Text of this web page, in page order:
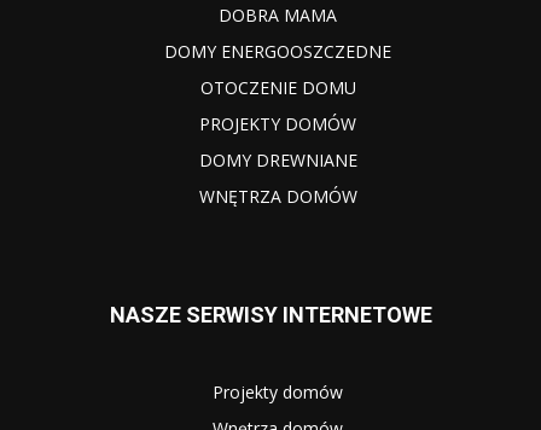
DOBRA MAMA
DOMY ENERGOOSZCZEDNE
OTOCZENIE DOMU
PROJEKTY DOMÓW
DOMY DREWNIANE
WNĘTRZA DOMÓW
NASZE SERWISY INTERNETOWE
Projekty domów